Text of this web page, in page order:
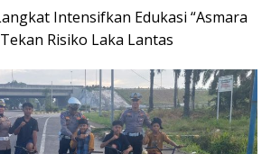
Intensifkan Edukasi “Asmara
Risiko Laka Lantas